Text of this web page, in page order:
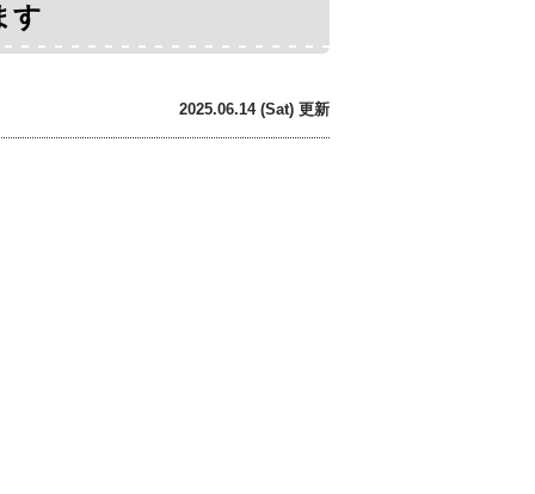
す
2025.06.14 (Sat) 更新